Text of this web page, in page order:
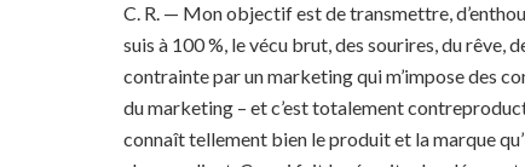
C. R. — Mon objectif est de transmettre,
suis à 100 %, le vécu brut, des sourires, du rêve,
contrainte par un marketing qui m’impose des
du marketing – et c’est totalement
connaît tellement bien le produit et la marque